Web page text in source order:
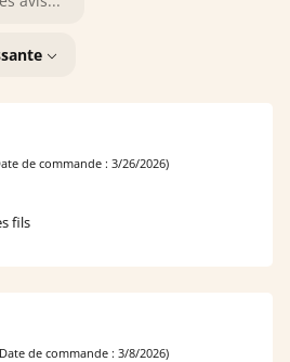
de commande : 3/26/2026)
fils
de commande : 3/8/2026)